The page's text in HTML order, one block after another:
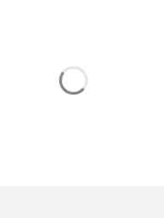
Wybierz